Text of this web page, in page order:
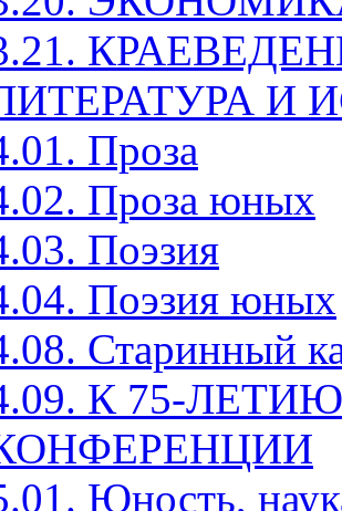
И
Проза
Проза юных
Поэзия
Поэзия юных
Старинный
К 75-
Юность,